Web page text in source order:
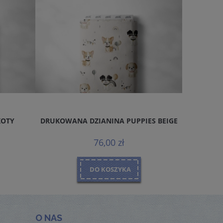
DRUKOWANA DZIANINA PUPPIES BEIGE
76,00 zł
DO KOSZYKA
O NAS